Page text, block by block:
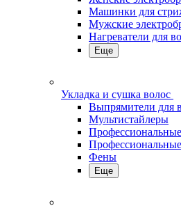
Машинки для
Мужские
Нагреватели для
Еще
Укладка и сушка волос
Выпрямители для
Мультистайлеры
Фены
Еще